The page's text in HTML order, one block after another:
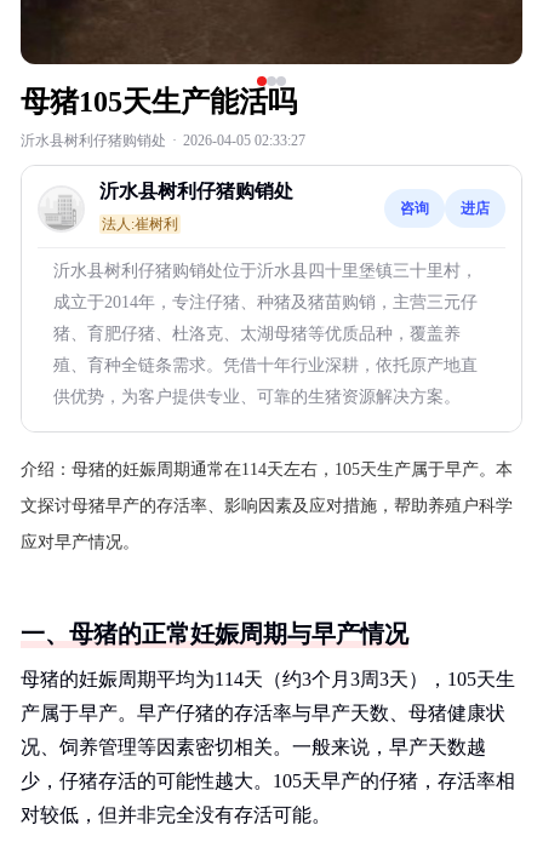
母猪105天生产能活吗
沂水县树利仔猪购销处 · 2026-04-05 02:33:27
沂水县树利仔猪购销处
法人:崔树利
咨询 进店
沂水县树利仔猪购销处位于沂水县四十里堡镇三十里村，
成立于2014年，专注仔猪、种猪及猪苗购销，主营三元仔
猪、育肥仔猪、杜洛克、太湖母猪等优质品种，覆盖养
殖、育种全链条需求。凭借十年行业深耕，依托原产地直
供优势，为客户提供专业、可靠的生猪资源解决方案。
介绍： 母猪的妊娠周期通常在114天左右，105天生产属于早产。本
文探讨母猪早产的存活率、影响因素及应对措施，帮助养殖户科学
应对早产情况。
一、母猪的正常妊娠周期与早产情况
母猪的妊娠周期平均为114天（约3个月3周3天），105天生
产属于早产。早产仔猪的存活率与早产天数、母猪健康状
况、饲养管理等因素密切相关。一般来说，早产天数越
少，仔猪存活的可能性越大。105天早产的仔猪，存活率相
对较低，但并非完全没有存活可能。